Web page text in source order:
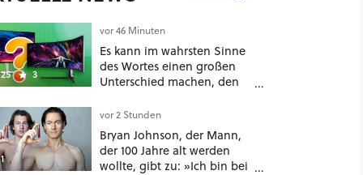
3
vor 46 Minuten
Es kann im wahrsten Sinne
des Wortes einen großen
Unterschied machen, den
sollte: Mit welchem
Seitenverhältnis seid ihr
unterwegs?
vor 2 Stunden
Bryan Johnson, der Mann,
der 100 Jahre alt werden
wollte, gibt zu: »Ich bin bei